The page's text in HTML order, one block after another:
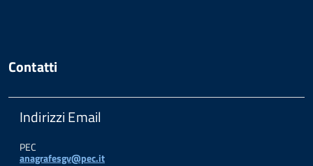
Contatti
Indirizzi Email
PEC
anagrafesgv@pec.it